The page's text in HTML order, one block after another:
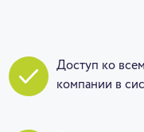
Доступ ко
компании в